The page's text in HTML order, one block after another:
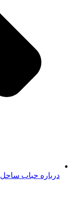
درباره حباب ساحل